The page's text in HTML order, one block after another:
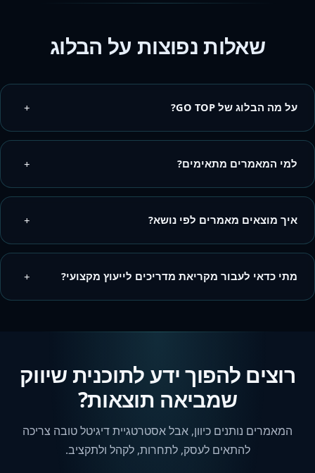
שאלות נפוצות על הבלוג
על מה הבלוג של GO TOP? +
למי המאמרים מתאימים? +
איך מוצאים מאמרים לפי נושא? +
מתי כדאי לעבור מקריאת מדריכים לייעוץ מקצועי? +
רוצים להפוך ידע לתוכנית שיווק
שמביאה תוצאות?
המאמרים נותנים כיוון, אבל אסטרטגיית דיגיטל טובה צריכה
להתאים לעסק, לתחרות, לקהל ולתקציב.